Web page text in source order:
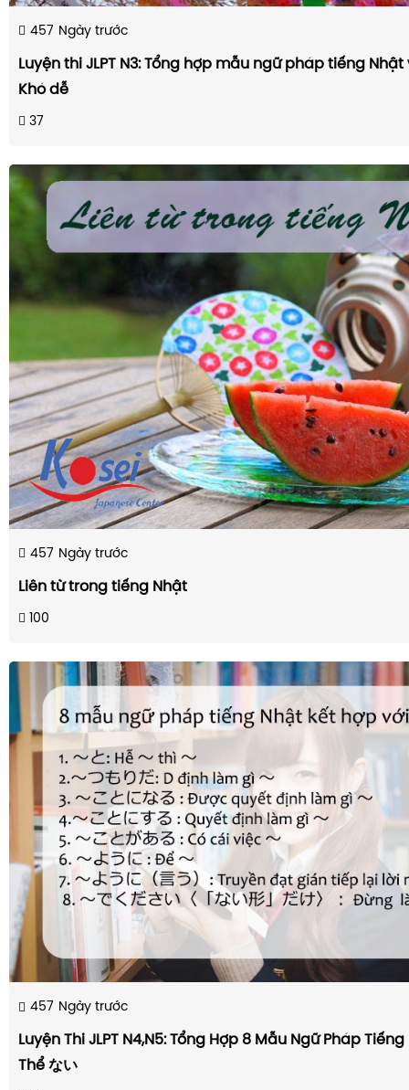
457 Ngày trước
Luyện thi JLPT N3: Tổng hợp mẫu ngữ pháp tiếng
Khó dễ
37
457 Ngày trước
Liên từ trong tiếng Nhật
100
457 Ngày trước
Luyện Thi JLPT N4,N5: Tổng Hợp 8 Mẫu Ngữ Pháp
Thể ない